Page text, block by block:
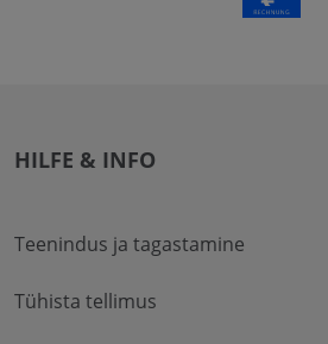
HILFE & INFO
Teenindus ja tagastamine
Tühista tellimus